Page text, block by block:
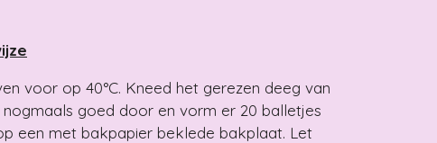
voor op 40°C. Kneed het gerezen deeg van
goed door en vorm er 20 balletjes
een met bakpapier beklede bakplaat. Let